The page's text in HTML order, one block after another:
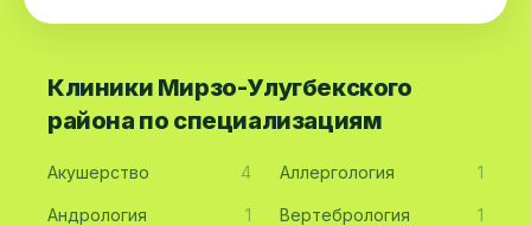
Клиники Мирзо-Улугбекского
района по специализациям
Акушерство 4 Аллергология 1
Андрология 1 Вертебрология 1